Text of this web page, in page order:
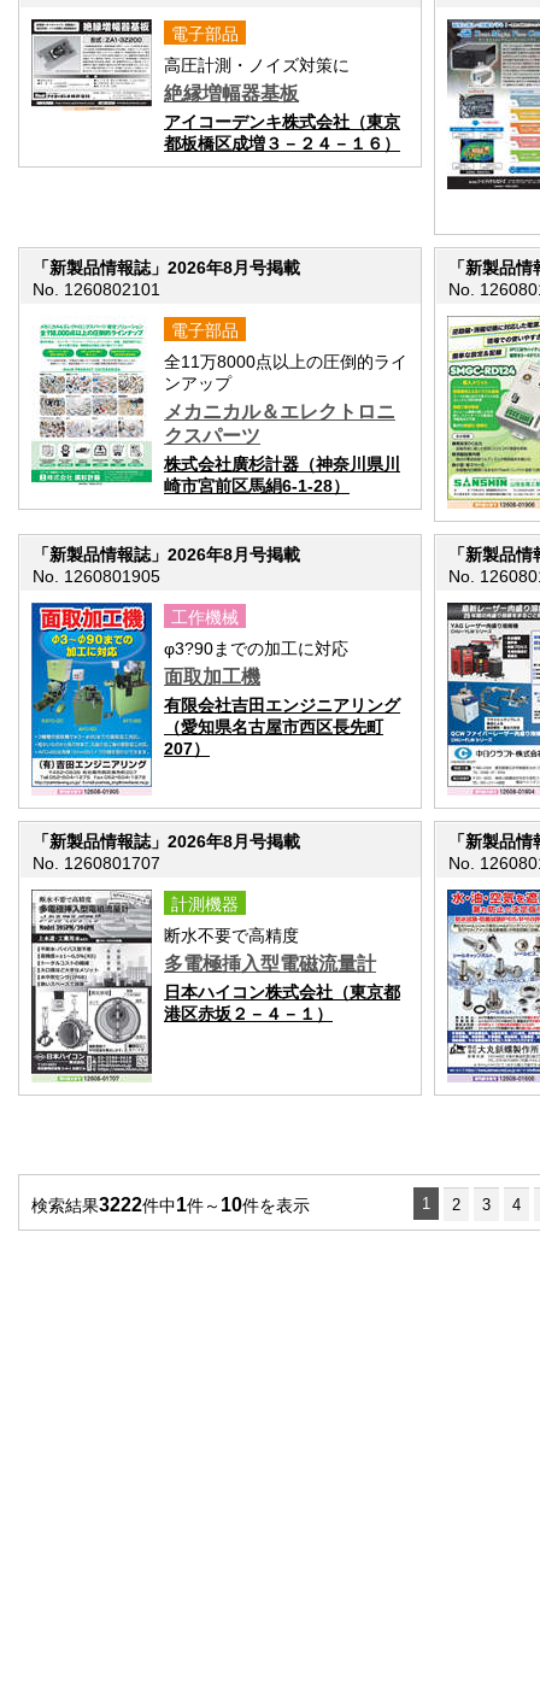
電子部品
高圧計測・ノイズ対策に
絶縁増幅器基板
アイコーデンキ株式会社（東京
都板橋区成増３－２４－１６）
「新製品情報誌」2026年8月号掲載
No. 1260802101
電子部品
全11万8000点以上の圧倒的ライ
ンアップ
メカニカル＆エレクトロニ
クスパーツ
株式会社廣杉計器（神奈川県川
崎市宮前区馬絹6-1-28）
「新製品
No.
「新製品情報誌」2026年8月号掲載
No. 1260801905
工作機械
φ3?90までの加工に対応
面取加工機
有限会社吉田エンジニアリング
（愛知県名古屋市西区長先町
207）
「新製品
No.
「新製品情報誌」2026年8月号掲載
No. 1260801707
計測機器
断水不要で高精度
多電極挿入型電磁流量計
日本ハイコン株式会社（東京都
港区赤坂２－４－１）
「新製品
No.
検索結果3222件中1件～ 10件を表示 1 2 3 4